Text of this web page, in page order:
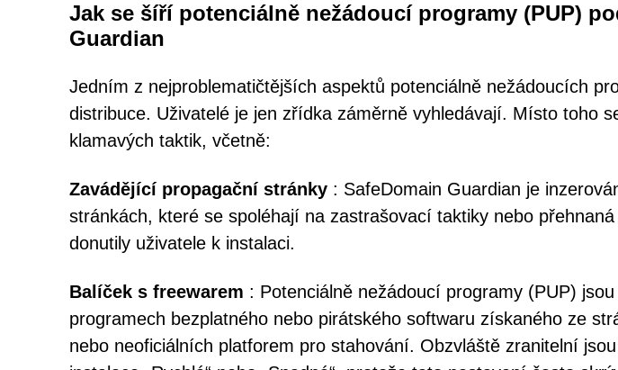
Jak se šíří potenciálně nežádoucí programy (PUP)
Guardian
Jedním z nejproblematičtějších aspektů potenciálně nežádoucích
distribuce. Uživatelé je jen zřídka záměrně vyhledávají. Místo toho
klamavých taktik, včetně:
Zavádějící propagační stránky : SafeDomain Guardian je
stránkách, které se spoléhají na zastrašovací taktiky nebo
donutily uživatele k instalaci.
Balíček s freewarem : Potenciálně nežádoucí programy (PUP)
programech bezplatného nebo pirátského softwaru získaného ze
nebo neoficiálních platforem pro stahování. Obzvláště zranitelní